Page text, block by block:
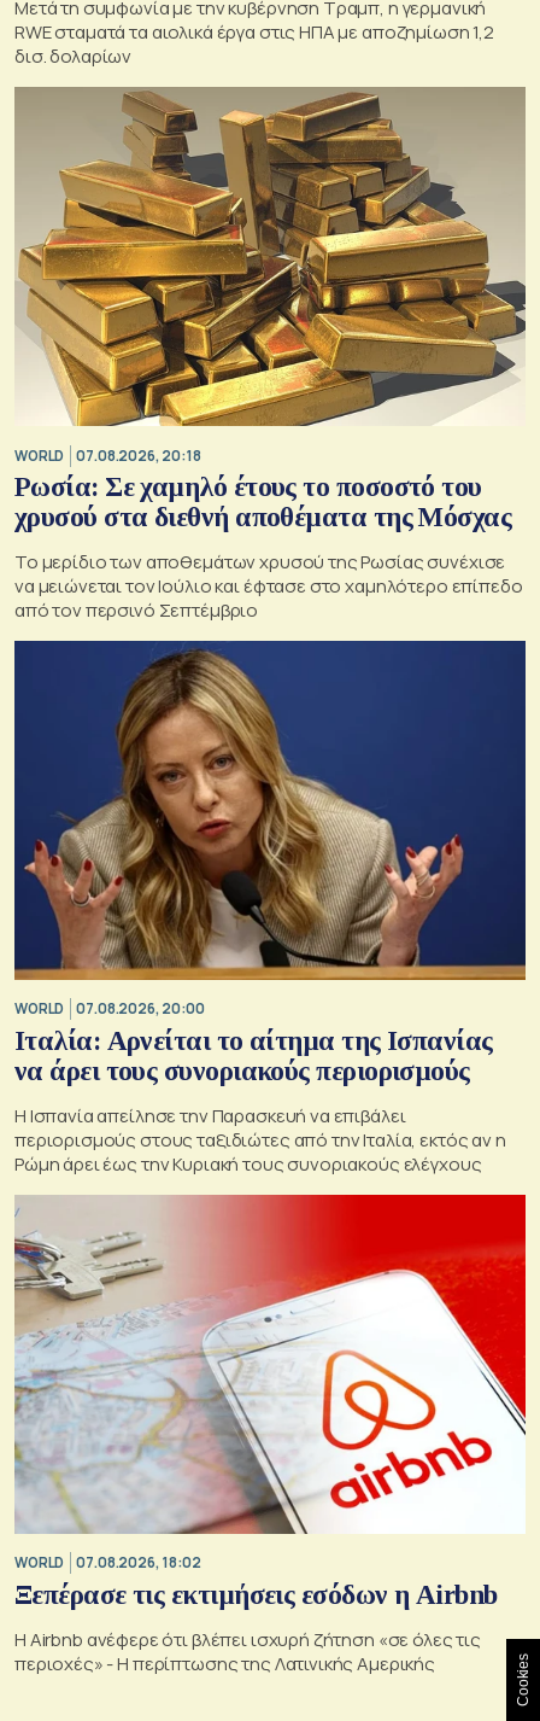
Μετά τη συμφωνία με την κυβέρνηση Τραμπ, η γερμανική
RWE σταματά τα αιολικά έργα στις ΗΠΑ με αποζημίωση 1,2
δισ. δολαρίων
WORLD 07.08.2026, 20:18
Ρωσία: Σε χαμηλό έτους το ποσοστό του
χρυσού στα διεθνή αποθέματα της Μόσχας
Το μερίδιο των αποθεμάτων χρυσού της Ρωσίας συνέχισε
να μειώνεται τον Ιούλιο και έφτασε στο χαμηλότερο επίπεδο
από τον περσινό Σεπτέμβριο
WORLD 07.08.2026, 20:00
Ιταλία: Αρνείται το αίτημα της Ισπανίας
να άρει τους συνοριακούς περιορισμούς
Η Ισπανία απείλησε την Παρασκευή να επιβάλει
περιορισμούς στους ταξιδιώτες από την Ιταλία, εκτός αν η
Ρώμη άρει έως την Κυριακή τους συνοριακούς ελέγχους
WORLD 07.08.2026, 18:02
Ξεπέρασε τις εκτιμήσεις εσόδων η Airbnb
Η Airbnb ανέφερε ότι βλέπει ισχυρή ζήτηση «σε όλες τις
περιοχές» - Η περίπτωσης της Λατινικής Αμερικής
Cookies